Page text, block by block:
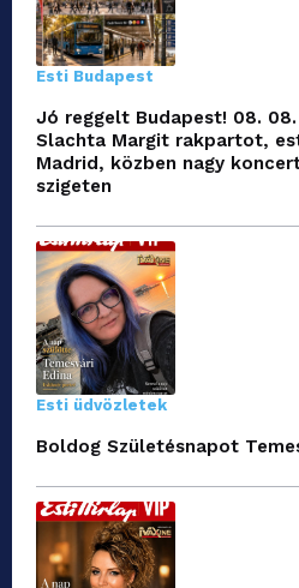
Esti Budapest
Jó reggelt Budapest! 08.
Slachta Margit rakpartot,
Madrid, közben nagy
szigeten
Esti üdvözletek
Boldog Születésnapot